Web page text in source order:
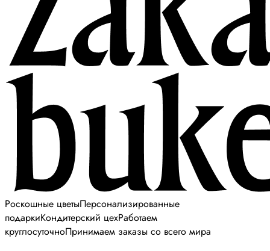
Роскошные цветыПерсонализированные
подаркиКондитерский цехРаботаем
круглосуточноПринимаем заказы со всего мира